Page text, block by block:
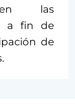
las
a fin de
de